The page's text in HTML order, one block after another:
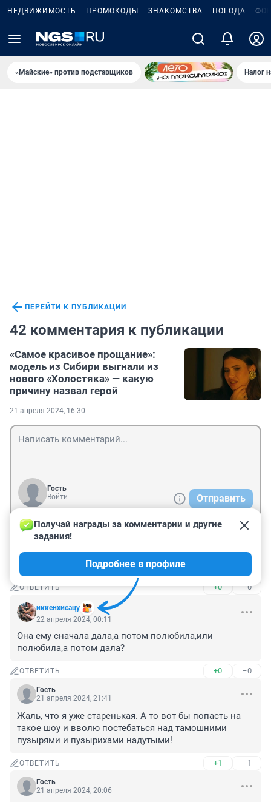
НЕДВИЖИМОСТЬ ПРОМОКОДЫ ЗНАКОМСТВА ПОГОДА
«Майские» против подставщиков Налог
ПЕРЕЙТИ К ПУБЛИКАЦИИ
42 комментария к публикации
«Самое красивое прощание»:
модель из Сибири выгнали из
нового «Холостяка» — какую
причину назвал герой
21 апреля 2024, 16:30
Гость
Войти
Отправить
Гость
Дешевка меркантильная позорище Сибири
ОТВЕТИТЬ +0 –0
иккенхисацу
Получай награды за комментарии и другие
задания!
Подробнее в профиле
22 апреля 2024, 00:11
Она ему сначала дала,а потом полюбила,или
полюбила,а потом дала?
ОТВЕТИТЬ +0 –0
Гость
21 апреля 2024, 21:41
Жаль, что я уже старенькая. А то вот бы попасть на
такое шоу и вволю постебаться над тамошними
пузырями и пузырихами надутыми!
ОТВЕТИТЬ +1 –1
Гость
21 апреля 2024, 20:06